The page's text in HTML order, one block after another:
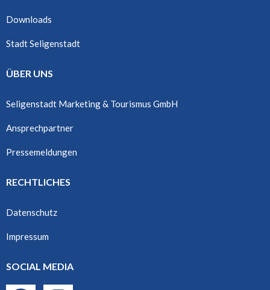
Downloads
Stadt Seligenstadt
ÜBER UNS
Seligenstadt Marketing & Tourismus GmbH
Ansprechpartner
Pressemeldungen
RECHTLICHES
Datenschutz
Impressum
SOCIAL MEDIA